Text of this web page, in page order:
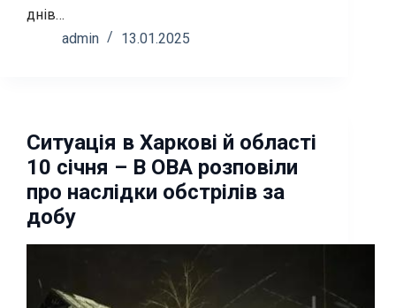
днів…
admin
13.01.2025
Ситуація в Харкові й області
10 січня – В ОВА розповіли
про наслідки обстрілів за
добу